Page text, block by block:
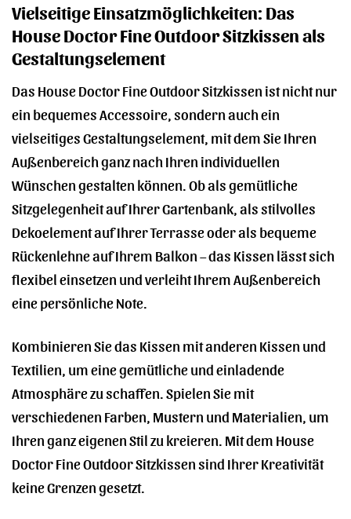
Vielseitige Einsatzmöglichkeiten: Das
House Doctor Fine Outdoor Sitzkissen als
Gestaltungselement
Das House Doctor Fine Outdoor Sitzkissen ist nicht nur
ein bequemes Accessoire, sondern auch ein
vielseitiges Gestaltungselement, mit dem Sie Ihren
Außenbereich ganz nach Ihren individuellen
Wünschen gestalten können. Ob als gemütliche
Sitzgelegenheit auf Ihrer Gartenbank, als stilvolles
Dekoelement auf Ihrer Terrasse oder als bequeme
Rückenlehne auf Ihrem Balkon – das Kissen lässt sich
flexibel einsetzen und verleiht Ihrem Außenbereich
eine persönliche Note.
Kombinieren Sie das Kissen mit anderen Kissen und
Textilien, um eine gemütliche und einladende
Atmosphäre zu schaffen. Spielen Sie mit
verschiedenen Farben, Mustern und Materialien, um
Ihren ganz eigenen Stil zu kreieren. Mit dem House
Doctor Fine Outdoor Sitzkissen sind Ihrer Kreativität
keine Grenzen gesetzt.